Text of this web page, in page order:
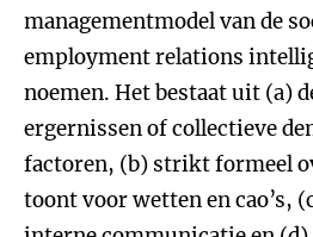
managementmodel van de
employment relations
noemen. Het bestaat uit (a)
ergernissen of collectieve
factoren, (b) strikt formeel
toont voor wetten en cao’s,